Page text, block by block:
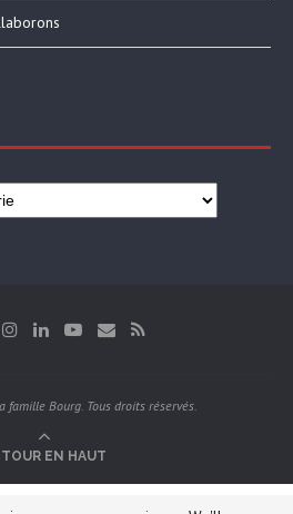
Bourg. Tous droits réservés.
EN HAUT